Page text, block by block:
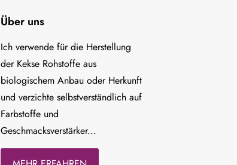
Über uns
Ich verwende für die Herstellung
der Kekse Rohstoffe aus
biologischem Anbau oder Herkunft
und verzichte selbstverständlich auf
Farbstoffe und
Geschmacksverstärker...